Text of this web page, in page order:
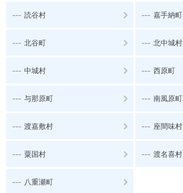
--- 読谷村 --- 嘉手納町
--- 北谷町 --- 北中城村
--- 中城村 --- 西原町
--- 与那原町 --- 南風原町
--- 渡嘉敷村 --- 座間味村
--- 粟国村 --- 渡名喜村
--- 八重瀬町